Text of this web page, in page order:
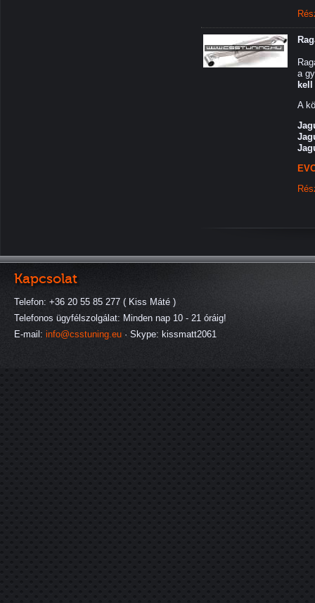
a
A
Kapcsolat
Telefon: +36 20 55 85 277 ( Kiss Máté )
Telefonos ügyfélszolgálat: Minden nap 10 - 21 óráig!
E-mail: info@csstuning.eu · Skype: kissmatt2061